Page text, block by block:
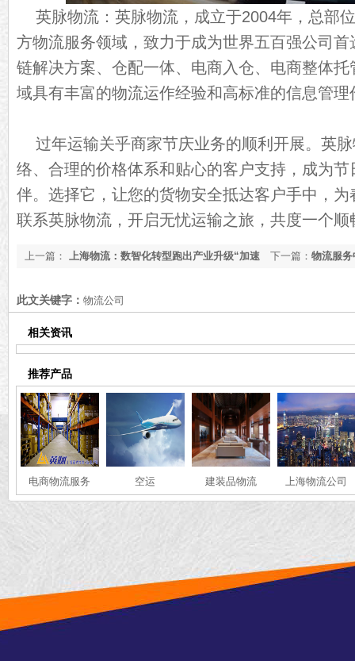
英脉物流：英脉物流，成立于2004年，总部
方物流服务领域，致力于成为世界五百强公司
链解决方案、仓配一体、电商入仓、电商整体
域具有丰富的物流运作经验和高标准的信息管理
过年运输关乎商家节庆业务的顺利开展。英
络、合理的价格体系和贴心的客户支持，成为
伴。选择它，让您的货物安全抵达客户手中，
联系英脉物流，开启无忧运输之旅，共度一个顺
下一篇： 物流服
上一篇： 上海物流：数智化转型跑出产业升级“加速
此文关键字： 物流公司
相关资讯
推荐产品
电商物流服务 空运 建装品物流 上海物流公司